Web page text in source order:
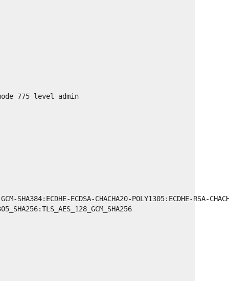
775 level admin
ECDSA-CHACHA20-POLY1305:ECDHE-RSA-